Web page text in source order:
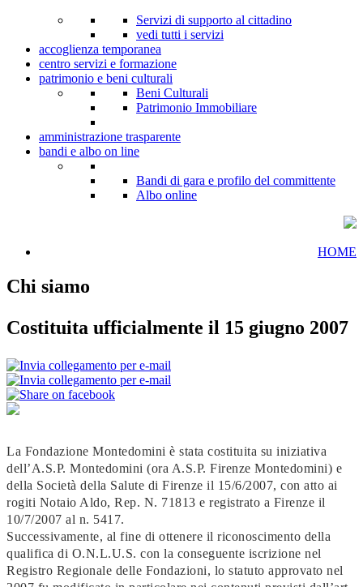
Servizi di supporto al cittadino
vedi tutti i servizi
accoglienza temporanea
centro servizi e formazione
patrimonio e beni culturali
Beni Culturali
Patrimonio Immobiliare
amministrazione trasparente
bandi e albo on line
Bandi di gara e profilo del committente
Albo online
HOME
Chi siamo
Costituita ufficialmente il 15 giugno 2007
La Fondazione Montedomini è stata costituita su iniziativa
dell’A.S.P. Montedomini (ora A.S.P. Firenze Montedomini) e
della Società della Salute di Firenze il 15/6/2007, con atto ai
rogiti Notaio Aldo, Rep. N. 71813 e registrato a Firenze il
10/7/2007 al n. 5417.
Successivamente, al fine di ottenere il riconoscimento della
qualifica di O.N.L.U.S. con la conseguente iscrizione nel
Registro Regionale delle Fondazioni, lo statuto approvato nel